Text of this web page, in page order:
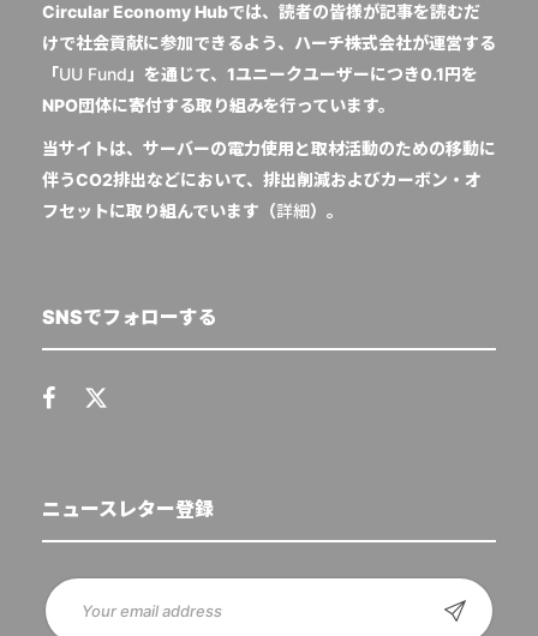
Circular Economy Hubでは、読者の皆様が記事を読むだ
けで社会貢献に参加できるよう、ハーチ株式会社が運営する
「UU Fund 」を通じて、1ユニークユーザーにつき0.1円を
NPO団体に寄付する取り組みを行っています。
当サイトは、サーバーの電力使用と取材活動のための移動に
伴うCO2排出などにおいて、排出削減およびカーボン・オ
フセットに取り組んでいます（詳細）。
SNSでフォローする
ニュースレター登録